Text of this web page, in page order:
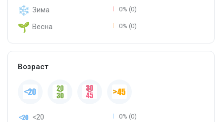
Зима 0% (0)
Весна 0% (0)
Возраст
<20 0% (0)